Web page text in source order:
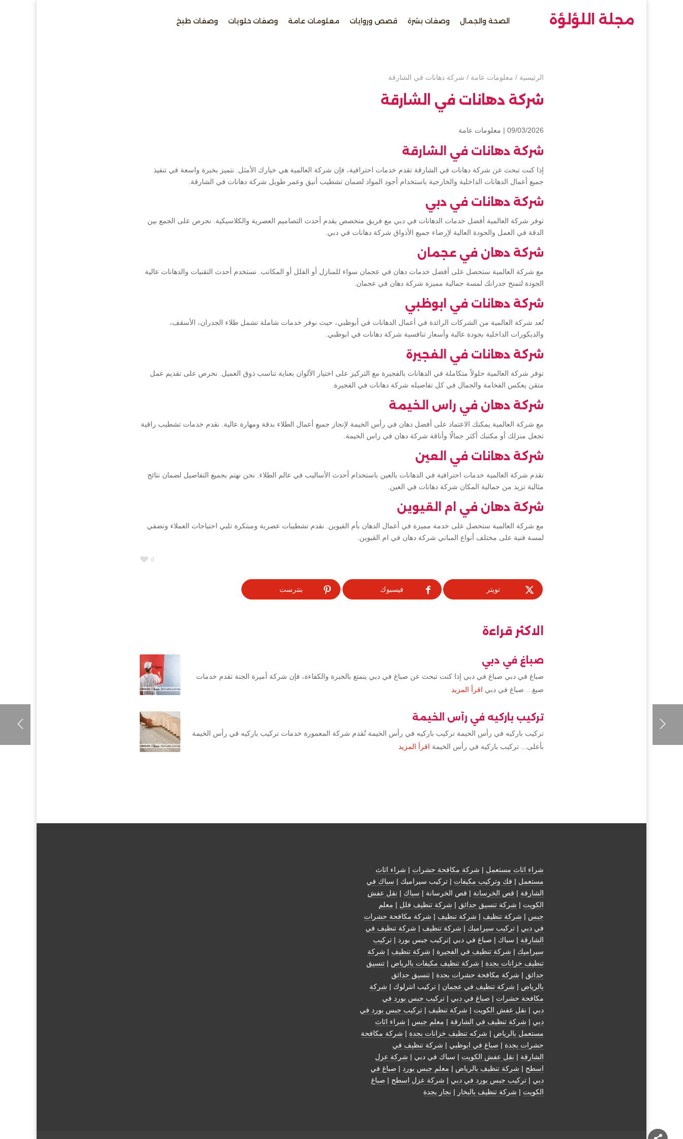
مجلة اللؤلؤة الصحة والجمال وصفات بشرة قصص وروايات معلومات عامة وصفات حلويات وصفات طبخ
الرئيسية / معلومات عامة / شركة دهانات في الشارقة
شركة دهانات في الشارقة
09/03/2026 | معلومات عامة
شركة دهانات في الشارقة
إذا كنت تبحث عن شركة دهانات في الشارقة تقدم خدمات احترافية، فإن شركة العالمية هي خيارك الأمثل. نتميز بخبرة واسعة في تنفيذ
جميع أعمال الدهانات الداخلية والخارجية باستخدام أجود المواد لضمان تشطيب أنيق وعمر طويل شركة دهانات في الشارقة.
شركة دهانات في دبي
توفر شركة العالمية أفضل خدمات الدهانات في دبي مع فريق متخصص يقدم أحدث التصاميم العصرية والكلاسيكية. نحرص على الجمع بين
الدقة في العمل والجودة العالية لإرضاء جميع الأذواق شركة دهانات في دبي.
شركة دهان في عجمان
مع شركة العالمية ستحصل على أفضل خدمات دهان في عجمان سواء للمنازل أو الفلل أو المكاتب. نستخدم أحدث التقنيات والدهانات عالية
الجودة لتمنح جدرانك لمسة جمالية مميزة شركة دهان في عجمان.
شركة دهانات في ابوظبي
تُعد شركة العالمية من الشركات الرائدة في أعمال الدهانات في أبوظبي، حيث نوفر خدمات شاملة تشمل طلاء الجدران، الأسقف،
والديكورات الداخلية بجودة عالية وأسعار تنافسية شركة دهانات في ابوظبي.
شركة دهانات في الفجيرة
توفر شركة العالمية حلولاً متكاملة في الدهانات بالفجيرة مع التركيز على اختيار الألوان بعناية تناسب ذوق العميل. نحرص على تقديم عمل
متقن يعكس الفخامة والجمال في كل تفاصيله شركة دهانات في الفجيرة.
شركة دهان في راس الخيمة
مع شركة العالمية يمكنك الاعتماد على أفضل دهان في رأس الخيمة لإنجاز جميع أعمال الطلاء بدقة ومهارة عالية. نقدم خدمات تشطيب راقية
تجعل منزلك أو مكتبك أكثر جمالًا وأناقة شركة دهان في راس الخيمة.
شركة دهانات في العين
تقدم شركة العالمية خدمات احترافية في الدهانات بالعين باستخدام أحدث الأساليب في عالم الطلاء. نحن نهتم بجميع التفاصيل لضمان نتائج
مثالية تزيد من جمالية المكان شركة دهانات في العين.
شركة دهان في ام القيوين
مع شركة العالمية ستحصل على خدمة مميزة في أعمال الدهان بأم القيوين. نقدم تشطيبات عصرية ومبتكرة تلبي احتياجات العملاء وتضفي
لمسة فنية على مختلف أنواع المباني شركة دهان في ام القيوين.
0
تويتر فيسبوك بنترست
الاكثر قراءة
صباغ في دبي
صباغ في دبي صباغ في دبي إذا كنت تبحث عن صباغ في دبي يتمتع بالخبرة والكفاءة، فإن شركة أميرة الجنة تقدم خدمات
صبغ... صباغ في دبي اقرأ المزيد
تركيب باركيه في رأس الخيمة
تركيب باركيه في رأس الخيمة تركيب باركيه في رأس الخيمة تُقدم شركة المعمورة خدمات تركيب باركيه في رأس الخيمة
بأعلى... تركيب باركيه في رأس الخيمة اقرأ المزيد
شراء اثاث مستعمل | شركة مكافحة حشرات | شراء اثاث
مستعمل | فك وتركيب مكيفات | تركيب سيراميك | سباك في
الشارقة | قص الخرسانة | قص الخرسانة | سباك | نقل عفش
الكويت | شركة تنسيق حدائق | شركة تنظيف فلل | معلم
جبس | شركة تنظيف | شركة تنظيف | شركة مكافحة حشرات
في دبي |تركيب سيراميك | شركة تنظيف | شركة تنظيف في
الشارقة | سباك | صباغ في دبي |تركيب جبس بورد |تركيب
سيراميك | شركة تنظيف في الفجيرة | شركة تنظيف | شركة
تنظيف خزانات بجدة | شركة تنظيف مكيفات بالرياض |تنسيق
حدائق | شركة مكافحة حشرات بجدة |تنسيق حدائق
بالرياض | شركة تنظيف في عجمان | تركيب انترلوك | شركة
مكافحة حشرات | صباغ في دبي |تركيب جبس بورد في
دبي | نقل عفش الكويت | شركة تنظيف |تركيب جبس بورد في
دبي | شركة تنظيف في الشارقة | معلم جبس | شراء اثاث
مستعمل بالرياض | شركه تنظيف خزانات بجدة | شركة مكافحة
حشرات بجدة | صباغ في ابوظبي | شركة تنظيف في
الشارقة | نقل عفش الكويت | سباك في دبي | شركة عزل
اسطح | شركة تنظيف بالرياض | معلم جبس بورد | صباغ في
دبي |تركيب جبس بورد في دبي | شركة عزل اسطح | صباغ
الكويت | شركة تنظيف بالبخار | نجار بجدة